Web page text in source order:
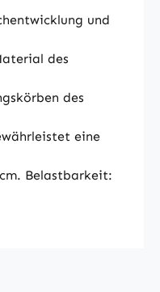
und
des
des
eine
Belastbarkeit: